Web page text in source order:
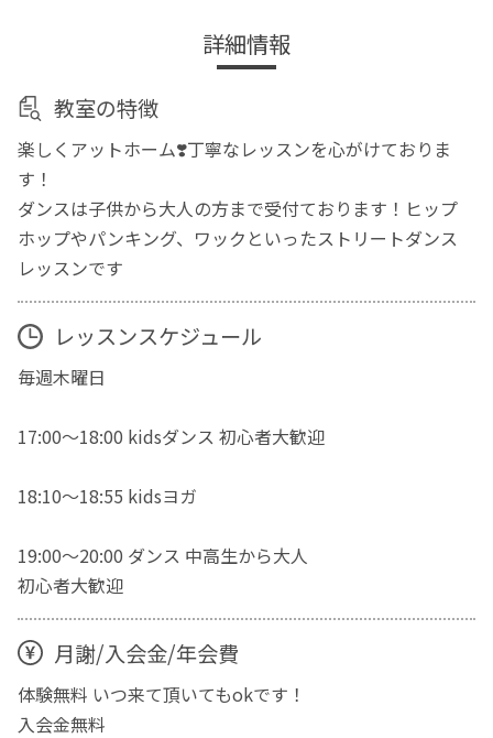
詳細情報
教室の特徴
楽しくアットホーム❣️丁寧なレッスンを心がけておりま
す！
ダンスは子供から大人の方まで受付ております！ヒップ
ホップやパンキング、ワックといったストリートダンス
レッスンです
レッスンスケジュール
毎週木曜日
17:00〜18:00 kidsダンス 初心者大歓迎
18:10〜18:55 kidsヨガ
19:00〜20:00 ダンス 中高生から大人
初心者大歓迎
月謝/入会金/年会費
体験無料 いつ来て頂いてもokです！
入会金無料